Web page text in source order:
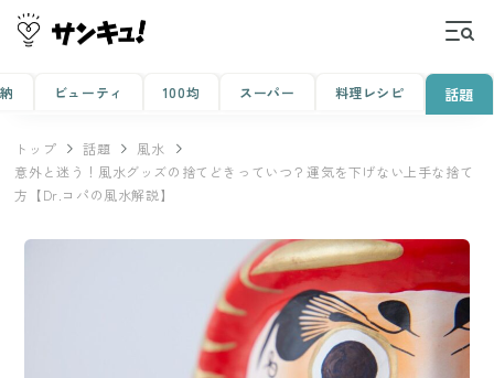
ビューティ 100均 スーパー 料理レシピ 話題
トップ 話題
風水
意外と迷う！風水グッズの捨てどきっていつ？運気を下げない上手な捨て
方【Dr.コパの風水解説】